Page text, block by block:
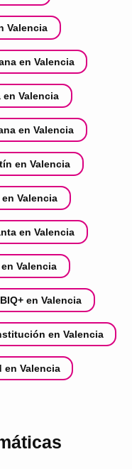
Valencia
en Valencia
en Valencia
en Valencia
en Valencia
Valencia
en Valencia
Valencia
en Valencia
en Valencia
en Valencia